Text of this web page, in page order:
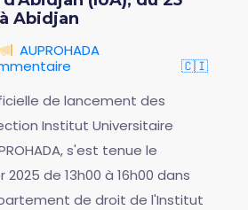
Abidjan
AUPROHADA
🇨🇮
de lancement des
Institut Universitaire
s'est tenue le
de 13h00 à 16h00 dans
de droit de l'Institut